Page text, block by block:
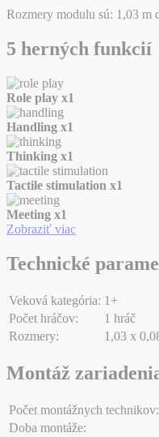
Rozmery modulu sú: 1,03 m
5 herných funkcií
Role play x1
Handling x1
Thinking x1
Tactile stimulation x1
Meeting x1
Zobraziť viac
Technické
Veková kategória: 1+
Počet hráčov:
1 hráč
Rozmery:
1,03 x
Montáž
Počet montážnych technikov:
Doba montáže: